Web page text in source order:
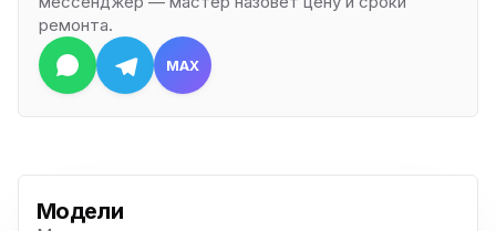
ремонта.
MAX
Модели